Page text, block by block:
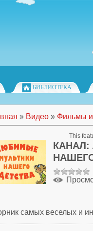
БИБЛИОТЕКА
» Видео » Фильмы
самых веселых и
This